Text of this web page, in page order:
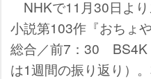
NHKで11月30日よ
小説第103作『おちょ
総合／前7：30 BS4K
は1週間の振り返り）